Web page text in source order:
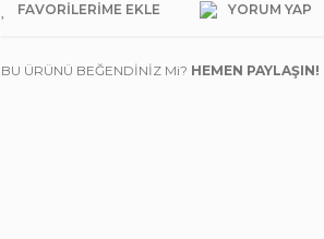
YORUM YAP
BU ÜRÜNÜ BEĞENDİNİZ Mi? HEMEN PAYLAŞIN!